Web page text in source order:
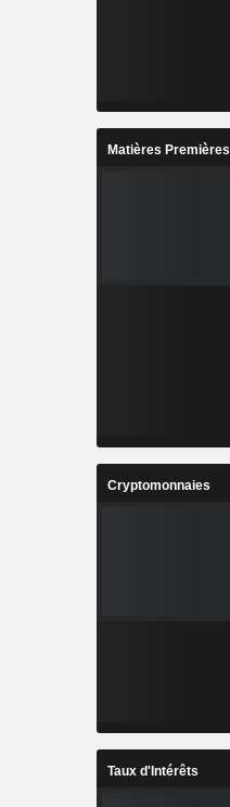
Matières Premières
Cryptomonnaies
Taux d'Intérêts